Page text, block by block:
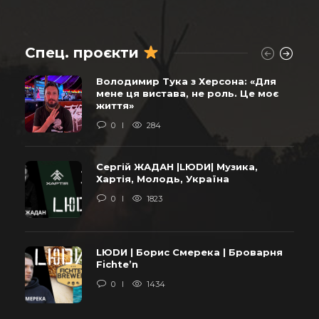
Спец. проєкти
Володимир Тука з Херсона: «Для
мене ця вистава, не роль. Це моє
життя»
0 284
Сергій ЖАДАН |LЮDИ| Музика,
Хартія, Молодь, Україна
0 1823
LЮDИ | Борис Смерека | Броварня
Fichte’n
0 1434